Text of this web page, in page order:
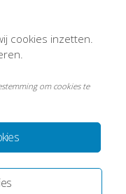
cookies inzetten.
om cookies te